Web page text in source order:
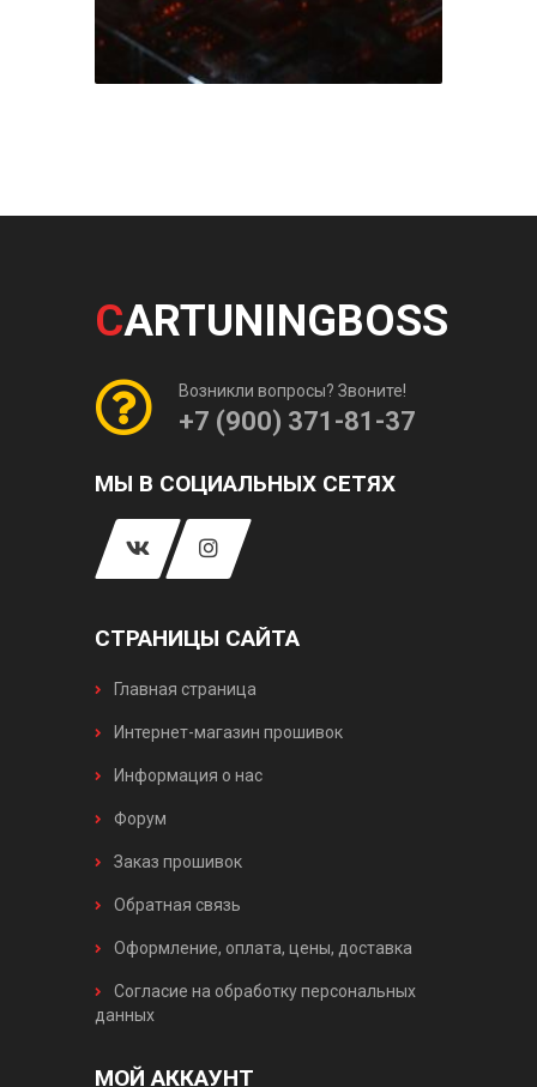
CARTUNINGBOSS
Возникли вопросы? Звоните!
+7 (900) 371-81-37
МЫ В СОЦИАЛЬНЫХ СЕТЯХ
СТРАНИЦЫ САЙТА
Главная страница
Интернет-магазин прошивок
Информация о нас
Форум
Заказ прошивок
Обратная связь
Оформление, оплата, цены, доставка
Согласие на обработку персональных
данных
МОЙ АККАУНТ